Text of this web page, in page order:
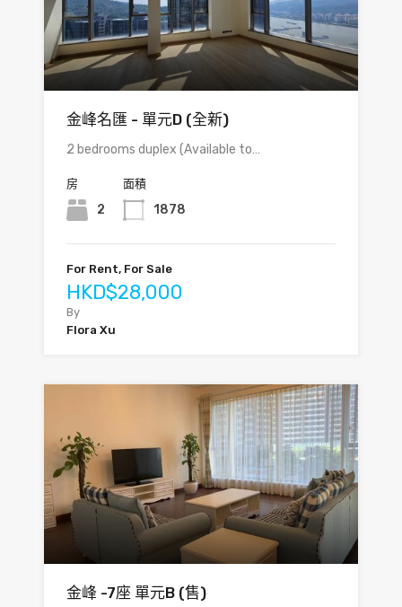
金峰名匯 - 單元D (全新)
2 bedrooms duplex (Available to…
房
2
面積
1878
For Rent, For Sale
HKD$28,000
By
Flora Xu
金峰 -7座 單元B (售)